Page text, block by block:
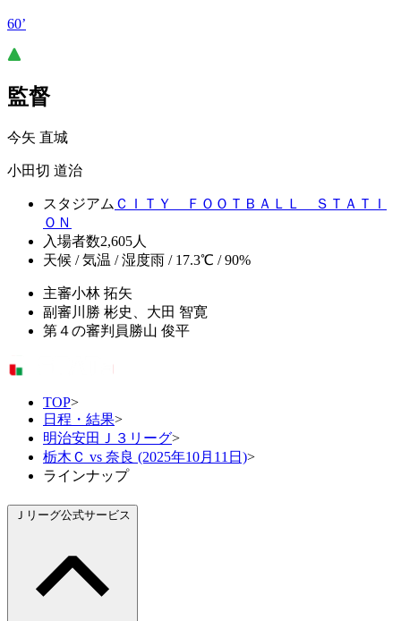
60’
監督
今矢 直城
小田切 道治
スタジアム ＣＩＴＹ ＦＯＯＴＢＡＬＬ ＳＴＡＴＩ
ＯＮ
入場者数2,605人
天候 / 気温 / 湿度雨 / 17.3℃ / 90%
主審小林 拓矢
副審 川勝 彬史、大田 智寛
第４の審判員勝山 俊平
TOP>
日程・結果>
明治安田Ｊ３リーグ>
栃木Ｃ vs 奈良 (2025年10月11日)>
ラインナップ
Ｊリーグ公式サービス